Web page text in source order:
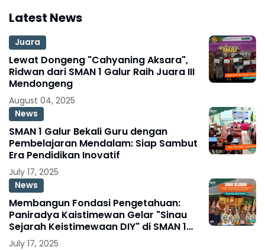
Latest News
Juara
Lewat Dongeng "Cahyaning Aksara",
Ridwan dari SMAN 1 Galur Raih Juara III
Mendongeng
August 04, 2025
News
SMAN 1 Galur Bekali Guru dengan
Pembelajaran Mendalam: Siap Sambut
Era Pendidikan Inovatif
July 17, 2025
News
Membangun Fondasi Pengetahuan:
Paniradya Kaistimewan Gelar "Sinau
Sejarah Keistimewaan DIY" di SMAN 1
Galur
July 17, 2025